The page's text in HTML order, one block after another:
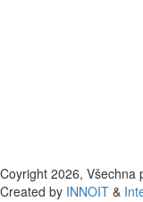
Coyright 2026, Všechna
Created by INNOIT &